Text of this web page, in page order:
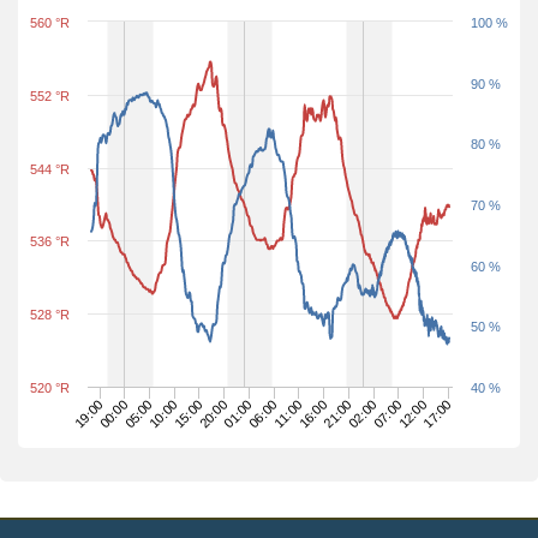
00:00 20:00 16:00 12:00
19:00 05:0010:0015:00 01:0006:0011:00 21:0002:0007:00 17:00
520 °R
528 °R
536 °R
544 °R
552 °R
560 °R
40 %
50 %
60 %
70 %
80 %
90 %
100 %